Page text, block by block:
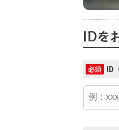
IDを
必須 ID